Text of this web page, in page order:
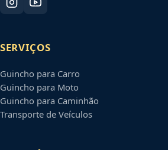
SERVIÇOS
Guincho para Carro
Guincho para Moto
Guincho para Caminhão
Transporte de Veículos